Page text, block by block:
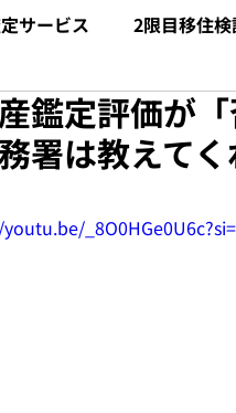
サービス 2限目移住
】 5限目購入手順
報
鑑定評価が
は教えてく